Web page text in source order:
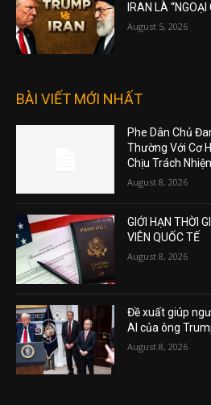
IRAN LÀ
August 5, 2026
BÀI VIẾT MỚI NHẤT
Phe Dân Chủ
Thường Với Cơ
Chịu Trách
August 8, 2026
GIỚI HẠN THỜI
VIÊN QUỐC TẾ
August 8, 2026
Đề xuất giúp
AI của ông
August 8, 2026